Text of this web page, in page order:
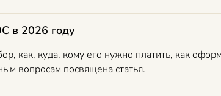
в 2026 году
как, куда, кому его нужно платить, как
вопросам посвящена статья.